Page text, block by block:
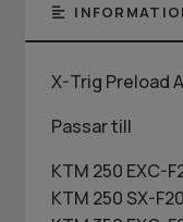
X-Trig Preload
Passar till
KTM 250 EXC-
KTM 250 SX-